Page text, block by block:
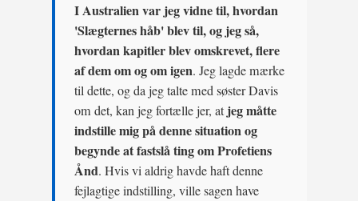
I Australien var jeg vidne til, hvordan
'Slægternes håb' blev til, og jeg så,
hvordan kapitler blev omskrevet, flere
af dem om og om igen. Jeg lagde mærke
til dette, og da jeg talte med søster Davis
om det, kan jeg fortælle jer, atjeg måtte
indstille mig på denne situation og
begynde at fastslå ting om Profetiens
Ånd. Hvis vi aldrig havde haft denne
fejlagtige indstilling, ville sagen have